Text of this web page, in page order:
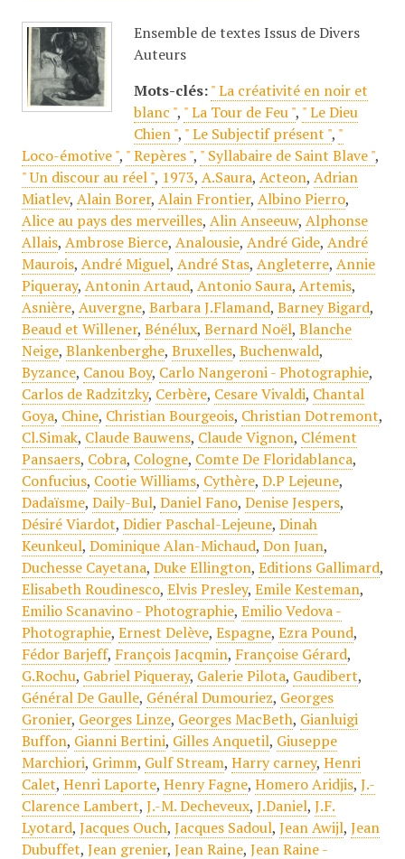
Ensemble de textes Issus de Divers
Auteurs
Mots-clés: " La créativité en noir et
blanc ", " La Tour de Feu ", " Le Dieu
Chien ", " Le Subjectif présent ", "
Loco-émotive ", " Repères ", " Syllabaire de Saint Blave ",
" Un discour au réel ", 1973, A.Saura, Acteon, Adrian
Miatlev, Alain Borer, Alain Frontier, Albino Pierro,
Alice au pays des merveilles, Alin Anseeuw, Alphonse
Allais, Ambrose Bierce, Analousie, André Gide, André
Maurois, André Miguel, André Stas, Angleterre, Annie
Piqueray, Antonin Artaud, Antonio Saura, Artemis,
Asnière, Auvergne, Barbara J.Flamand, Barney Bigard,
Beaud et Willener, Bénélux, Bernard Noël, Blanche
Neige, Blankenberghe, Bruxelles, Buchenwald,
Byzance, Canou Boy, Carlo Nangeroni - Photographie,
Carlos de Radzitzky, Cerbère, Cesare Vivaldi, Chantal
Goya, Chine, Christian Bourgeois, Christian Dotremont,
Cl.Simak, Claude Bauwens, Claude Vignon, Clément
Pansaers, Cobra, Cologne, Comte De Floridablanca,
Confucius, Cootie Williams, Cythère, D.P Lejeune,
Dadaïsme, Daily-Bul, Daniel Fano, Denise Jespers,
Désiré Viardot, Didier Paschal-Lejeune, Dinah
Keunkeul, Dominique Alan-Michaud, Don Juan,
Duchesse Cayetana, Duke Ellington, Editions Gallimard,
Elisabeth Roudinesco, Elvis Presley, Emile Kesteman,
Emilio Scanavino - Photographie, Emilio Vedova -
Photographie, Ernest Delève, Espagne, Ezra Pound,
Fédor Barjeff, François Jacqmin, Françoise Gérard,
G.Rochu, Gabriel Piqueray, Galerie Pilota, Gaudibert,
Général De Gaulle, Général Dumouriez, Georges
Gronier, Georges Linze, Georges MacBeth, Gianluigi
Buffon, Gianni Bertini, Gilles Anquetil, Giuseppe
Marchiori, Grimm, Gulf Stream, Harry carney, Henri
Calet, Henri Laporte, Henry Fagne, Homero Aridjis, J.-
Clarence Lambert, J.-M. Decheveux, J.Daniel, J.F.
Lyotard, Jacques Ouch, Jacques Sadoul, Jean Awijl, Jean
Dubuffet, Jean grenier, Jean Raine, Jean Raine -